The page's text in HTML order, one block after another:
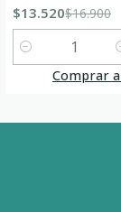
$13.520$16.900
Cantidad
Comprar